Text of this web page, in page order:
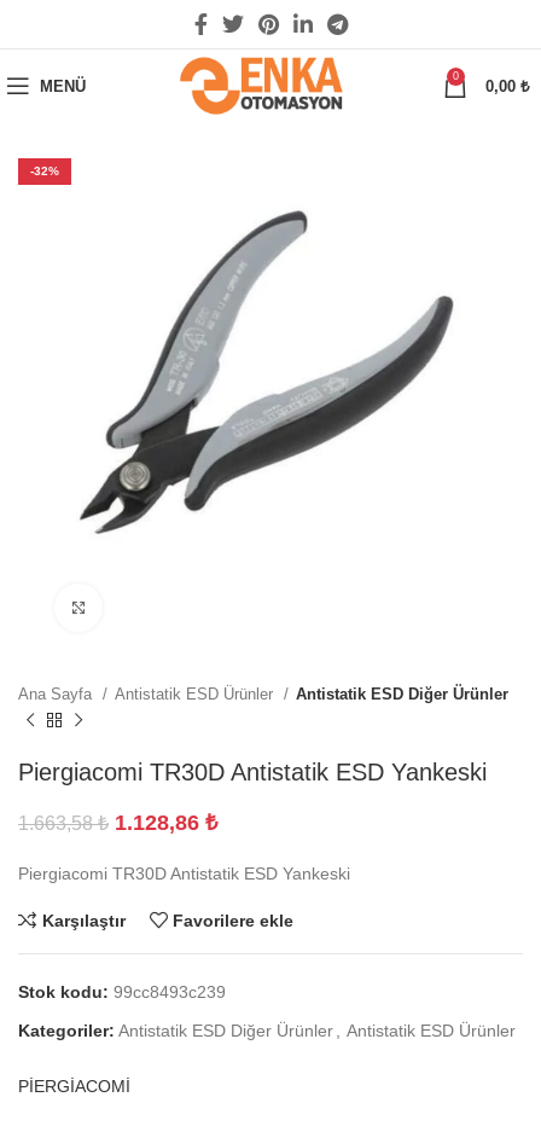
MENÜ
0
0,00 ₺
-32%
Ana Sayfa Antistatik ESD Ürünler Antistatik ESD Diğer Ürünler
Piergiacomi TR30D Antistatik ESD Yankeski
1.663,58₺ 1.128,86 ₺
Piergiacomi TR30D Antistatik ESD Yankeski
Karşılaştır Favorilere ekle
Stok kodu: 99cc8493c239
Kategoriler: Antistatik ESD Diğer Ürünler Antistatik ESD Ürünler
PİERGİACOMİ